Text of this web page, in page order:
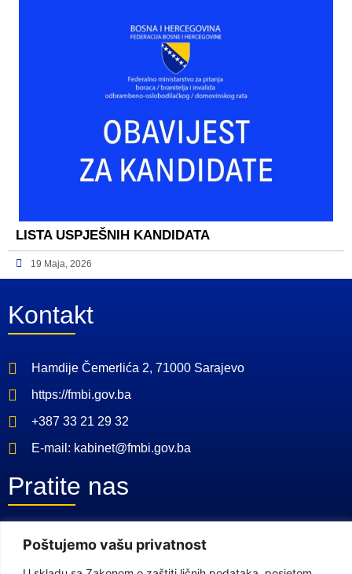
Poštujemo vašu privatnost
LISTA USPJEŠNIH KANDIDATA
19 Maja, 2026
Kontakt
Hamdije Čemerlića 2, 71000 Sarajevo
https://fmbi.gov.ba
+387 33 21 29 32
E-mail: kabinet@fmbi.gov.ba
Pratite nas
Facebook Stranica
Youtube Kanal